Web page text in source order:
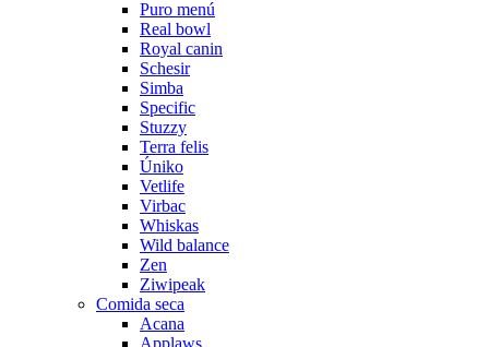
Puro menú
Real bowl
Royal canin
Schesir
Simba
Specific
Stuzzy
Terra felis
Úniko
Vetlife
Virbac
Whiskas
Wild balance
Zen
Ziwipeak
Comida seca
Acana
Applaws